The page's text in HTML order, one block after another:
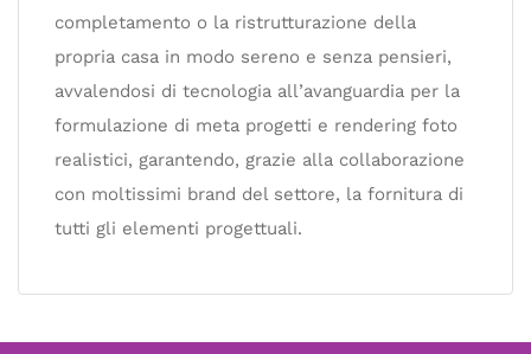
completamento o la ristrutturazione della
propria casa in modo sereno e senza pensieri,
avvalendosi di tecnologia all’avanguardia per la
formulazione di meta progetti e rendering foto
realistici, garantendo, grazie alla collaborazione
con moltissimi brand del settore, la fornitura di
tutti gli elementi progettuali.